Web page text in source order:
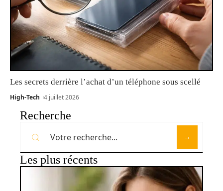
Les secrets derrière l’achat d’un téléphone sous scellé
High-Tech 4 juillet 2026
Recherche
Les plus récents